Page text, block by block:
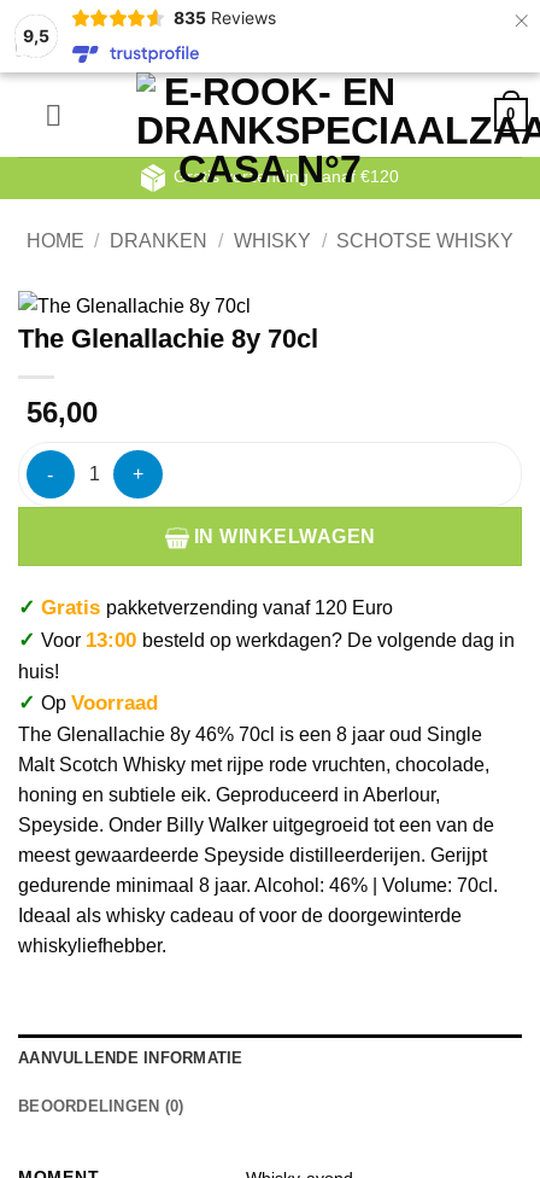
9,5
835 Reviews ×
0
Gratis verzending vanaf €120
HOME / DRANKEN / WHISKY / SCHOTSE WHISKY
The Glenallachie 8y 70cl
56,00
The Glenallachie 8y 70cl aantal
IN WINKELWAGEN
✓ Gratis pakketverzending vanaf 120 Euro
✓ Voor 13:00 besteld op werkdagen? De volgende dag in
huis!
✓ Op Voorraad
The Glenallachie 8y 46% 70cl is een 8 jaar oud Single
Malt Scotch Whisky met rijpe rode vruchten, chocolade,
honing en subtiele eik. Geproduceerd in Aberlour,
Speyside. Onder Billy Walker uitgegroeid tot een van de
meest gewaardeerde Speyside distilleerderijen. Gerijpt
gedurende minimaal 8 jaar. Alcohol: 46% | Volume: 70cl.
Ideaal als whisky cadeau of voor de doorgewinterde
whiskyliefhebber.
AANVULLENDE INFORMATIE
BEOORDELINGEN (0)